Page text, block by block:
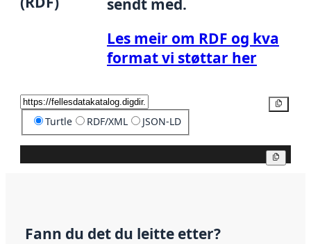
sendt med.
Les meir om RDF og kva
format vi støttar her
Turtle RDF/XML JSON-LD
Fann du det du leitte etter?